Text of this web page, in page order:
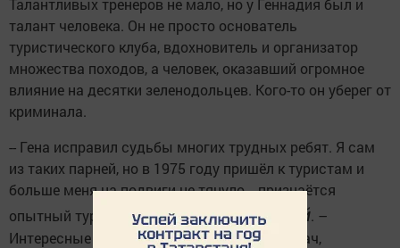
талант человека. Он не просто основатель
туристического клуба, вдохновитель и организатор
множества походов, а человек, оказавший огромное
влияние на десятки зеленодольцев. Кого-то он уберег от
криминала.
-- Гена исправил судьбы многих трудных ребят. Я сам
из таких парней, но в 1975 году пришёл к туристам и
больше меня на подвиги не тянуло, - признаётся
опытный турист
Андрей Семенов,старший. –
Интересные походы, решение сложных задач,